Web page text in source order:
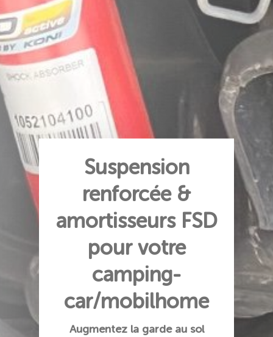
Suspension
renforcée &
amortisseurs FSD
pour votre
camping-
car/mobilhome
Augmentez la garde au sol